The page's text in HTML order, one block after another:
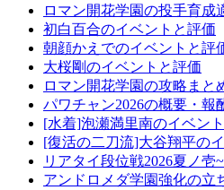
ロマン開花学園の投手育成
初白百合のイベントと評価
朝顔かえでのイベントと評
大桜剛のイベントと評価
ロマン開花学園の攻略まと
パワチャン2026の概要・報
[水着]泡瀬満里南のイベン
[復活の二刀流]大谷翔平の
リアタイ段位戦2026夏ノ壱
アンドロメダ学園強化の立